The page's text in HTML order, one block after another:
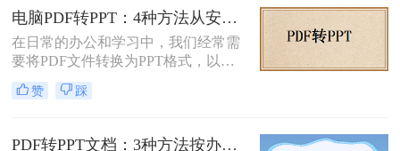
工”的泥潭——这不是能力问题，而
是工具选择的致命陷阱。那么怎么在
电脑上把pdf转换成ppt呢？作为深耕
电脑办公软件测评8年的博主，我亲
测30+工具，今天聚焦精准高效的转
换方案，帮你避开99%的坑。拒绝低
电脑PDF转PPT：4种方法从安装到输出的完整对比！
在日常的办公和学习中，我们经常需
要将PDF文件转换为PPT格式，以便
更好地进行演示和编辑。那么电脑如
何PDF转PPT呢？以下介绍四种常见
赞 踩
PDF转PPT文档：3种方法按办公场景（汇报/教学/合同）选择！